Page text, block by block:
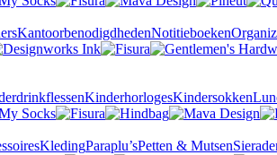
KantoorbenodigdhedenNotitieboeken
KinderhorlogesKindersokken
KledingParaplu’sPetten & Mutsen